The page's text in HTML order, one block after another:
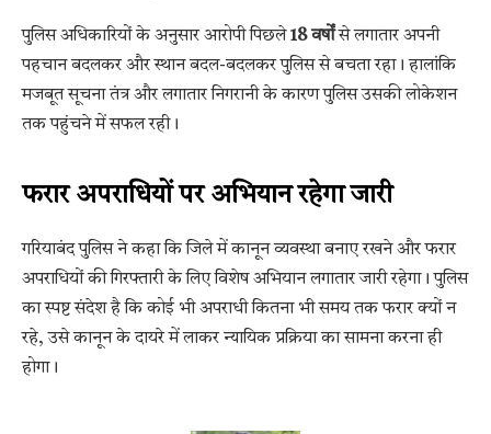
पुलिस अधिकारियों के अनुसार आरोपी पिछले18 वर्षोंसे लगातार अपनी
पहचान बदलकर और स्थान बदल-बदलकर पुलिस से बचता रहा। हालांकि
मजबूत सूचना तंत्र और लगातार निगरानी के कारण पुलिस उसकी लोकेशन
तक पहुंचने में सफल रही।
फरार अपराधियों पर अभियान रहेगा जारी
गरियाबंद पुलिस ने कहा कि जिले में कानून व्यवस्था बनाए रखने और फरार
अपराधियों की गिरफ्तारी के लिए विशेष अभियान लगातार जारी रहेगा। पुलिस
का स्पष्ट संदेश है कि कोई भी अपराधी कितना भी समय तक फरार क्यों न
रहे, उसे कानून के दायरे में लाकर न्यायिक प्रक्रिया का सामना करना ही
होगा।